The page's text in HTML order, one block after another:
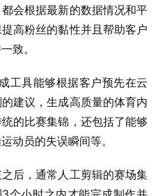
高粉丝的黏性并且帮助客户
致。
工具能够根据客户预先在云
建议，生成高质量的体育内
的比赛集锦，还包括了能够
动员的失误瞬间等。
后，通常人工剪辑的赛场集
个小时之内才能完成制作并
过这种人工智能的检索，还